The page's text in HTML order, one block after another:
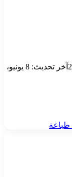
آخر تحديث: 8 يونيو،
طباعة